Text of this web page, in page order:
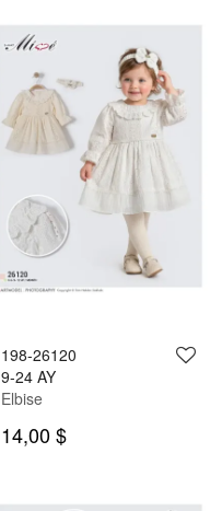
198-26120
9-24 AY
Elbise
14,00 $